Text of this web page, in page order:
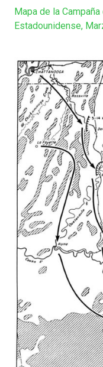
Mapa de la
Estadounidense,